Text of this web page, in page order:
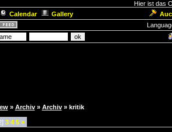
Hier ist das
Calendar Gallery
» Archiv » Archiv » kritik
3 4 5 »